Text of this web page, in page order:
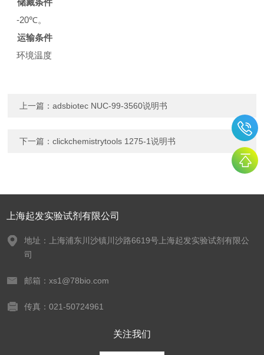
储藏条件
-20℃。
运输条件
环境温度
上一篇：adsbiotec NUC-99-3560说明书
下一篇：clickchemistrytools 1275-1说明书
上海起发实验试剂有限公司
地址：上海浦东川沙镇川沙路6619号上海起发实验试剂有限公
司
邮箱：xs1@78bio.com
传真：021-50724961
关注我们